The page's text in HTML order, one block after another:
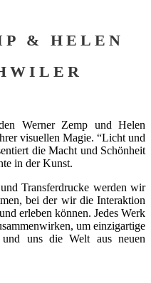
& HELEN
Werner Zemp und Helen
visuellen Magie. “Licht und
die Macht und Schönheit
in der Kunst.
Transferdrucke werden wir
bei der wir die Interaktion
erleben können. Jedes Werk
um einzigartige
uns die Welt aus neuen